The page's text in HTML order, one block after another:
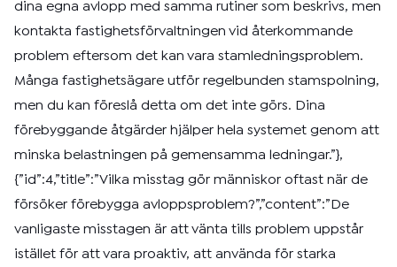
dina egna avlopp med samma rutiner som beskrivs, men
kontakta fastighetsförvaltningen vid återkommande
problem eftersom det kan vara stamledningsproblem.
Många fastighetsägare utför regelbunden stamspolning,
men du kan föreslå detta om det inte görs. Dina
förebyggande åtgärder hjälper hela systemet genom att
minska belastningen på gemensamma ledningar.”},
{”id”:4,”title”:”Vilka misstag gör människor oftast när de
försöker förebygga avloppsproblem?”,”content”:”De
vanligaste misstagen är att vänta tills problem uppstår
istället för att vara proaktiv, att använda för starka